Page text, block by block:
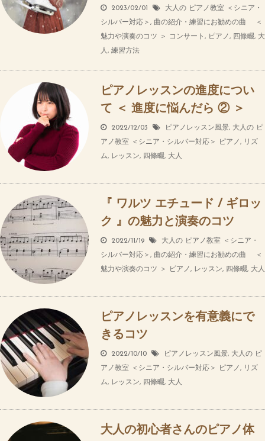
2023/02/01
大人の ピアノ教室 ＜シニア・
シルバー対応＞ , 曲の紹介・練習にお勧めの曲 ＜
魅力や演奏のコツ ＞
コンサート , ピアノ, 四條畷, 大
人, 練習方法
ピアノレッスンの進度につい
て ＜ 進度に悩んだら ② ＞
2022/12/03 ピアノレッスン風景, 大人の ピ
アノ教室 ＜シニア・シルバー対応＞
ピアノ, リズ
ム, レッスン, 四條畷, 大人
『 ワルツ エチュード / ギロッ
ク 』の魅力と演奏のコツ
2022/11/19
大人の ピアノ教室 ＜シニア・
シルバー対応＞ , 曲の紹介・練習にお勧めの曲 ＜
魅力や演奏のコツ ＞
ピアノ, レッスン, 四條畷, 大人
ピアノレッスンを有意義にで
きるコツ
2022/10/10 ピアノレッスン風景, 大人の ピ
アノ教室 ＜シニア・シルバー対応＞
ピアノ, リズ
ム, レッスン, 四條畷, 大人
大人の初心者さんのピアノ体